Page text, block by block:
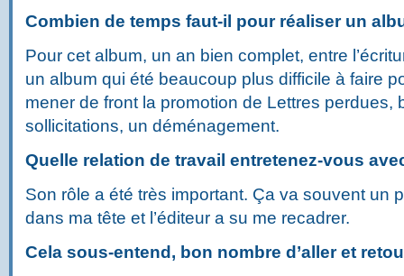
Combien de temps faut-il pour réaliser un
Pour cet album, un an bien complet, entre
un album qui été beaucoup plus difficile à faire
mener de front la promotion de Lettres perdues,
sollicitations, un déménagement.
Quelle relation de travail entretenez-vous
Son rôle a été très important. Ça va souvent un
dans ma tête et l’éditeur a su me recadrer.
Cela sous-entend, bon nombre d’aller et